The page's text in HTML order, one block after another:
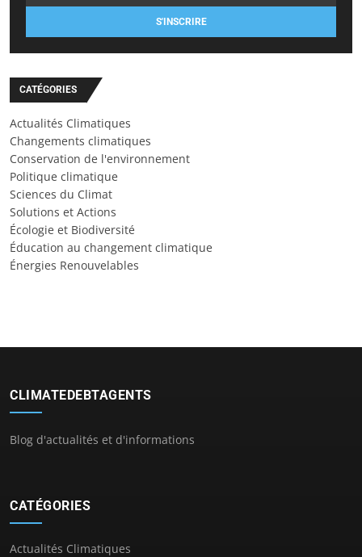
S'INSCRIRE
CATÉGORIES
Actualités Climatiques
Changements climatiques
Conservation de l'environnement
Politique climatique
Sciences du Climat
Solutions et Actions
Écologie et Biodiversité
Éducation au changement climatique
Énergies Renouvelables
CLIMATEDEBTAGENTS
Blog d'actualités et d'informations
CATÉGORIES
Actualités Climatiques